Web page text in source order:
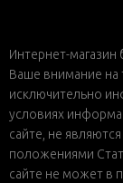
Интернет-
Ваше внимание на
исключительно
условиях
сайте, не
положениями
сайте не может в